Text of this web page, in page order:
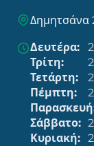
Δημητσάνα
Δευτέρα:
Τρίτη:
Τετάρτη:
Πέμπτη:
Σάββατο:
Κυριακή: